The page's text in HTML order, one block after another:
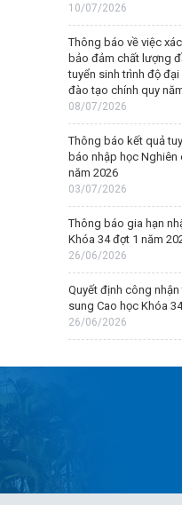
10/07/2026
Thông báo về việc
bảo đảm chất lượng
tuyển sinh trình độ
đào tạo chính quy
08/07/2026
Thông báo kết quả
báo nhập học Nghiên
năm 2026
03/07/2026
Thông báo gia hạn
Khóa 34 đợt 1 năm
26/06/2026
Quyết định công
sung Cao học Khóa
26/06/2026